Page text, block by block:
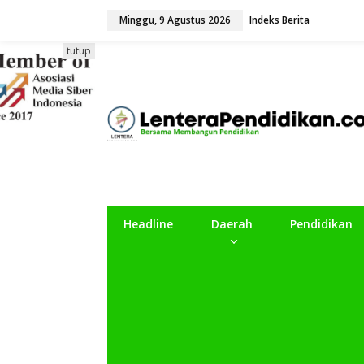
a
t
i
k
e
k
Minggu, 9 Agustus 2026 Indeks Berita
Headline Daerah Pendidikan
tutup